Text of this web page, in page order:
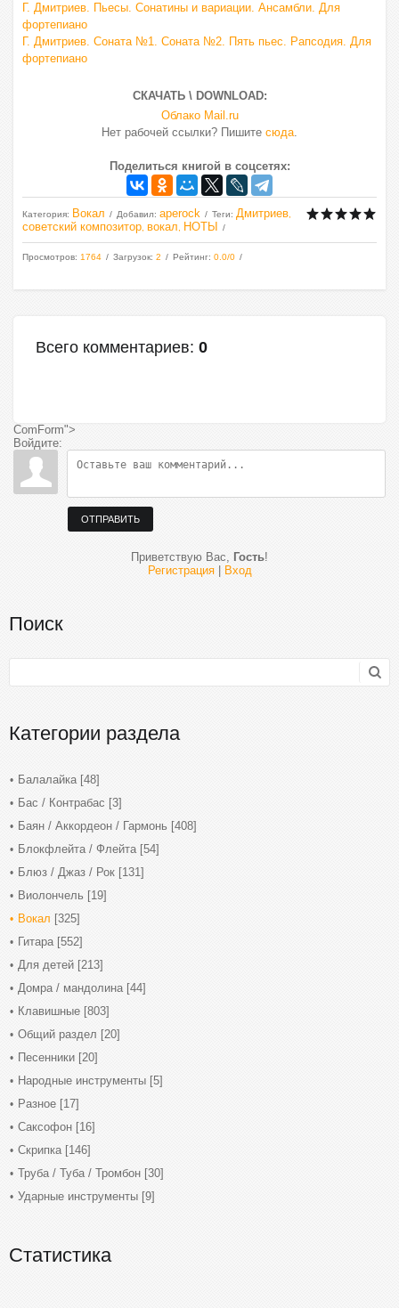
Г. Дмитриев. Пьесы. Сонатины и вариации. Ансамбли. Для
фортепиано
Г. Дмитриев. Соната №1. Соната №2. Пять пьес. Рапсодия. Для
фортепиано
СКАЧАТЬ \ DOWNLOAD:
Облако Mail.ru
Нет рабочей ссылки? Пишите сюда.
Поделиться книгой в соцсетях:
Категория: Вокал Добавил: aperock Теги: Дмитриев
советский композитор вокал НОТЫ
Просмотров: 1764 Загрузок: 2 Рейтинг: 0.0/0
Всего комментариев: 0
ComForm">
Войдите:
ОТПРАВИТЬ
Приветствую Вас, Гость!
Регистрация| Вход
Поиск
Категории раздела
Балалайка [48]
Бас / Контрабас [3]
Баян / Аккордеон / Гармонь [408]
Блокфлейта / Флейта [54]
Блюз / Джаз / Рок [131]
Виолончель [19]
Вокал [325]
Гитара [552]
Для детей [213]
Домра / мандолина [44]
Клавишные [803]
Общий раздел [20]
Песенники [20]
Народные инструменты [5]
Разное [17]
Саксофон [16]
Скрипка [146]
Труба / Туба / Тромбон [30]
Ударные инструменты [9]
Статистика